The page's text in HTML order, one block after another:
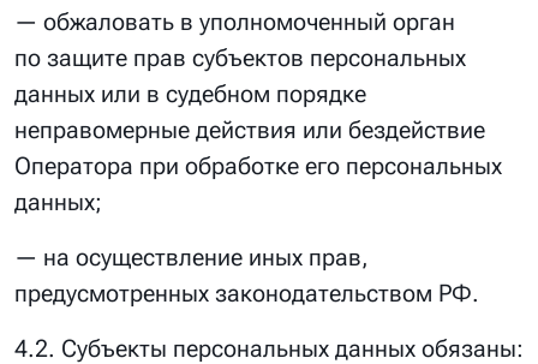
— обжаловать в уполномоченный орган
по защите прав субъектов персональных
данных или в судебном порядке
неправомерные действия или бездействие
Оператора при обработке его персональных
данных;
— на осуществление иных прав,
предусмотренных законодательством РФ.
4.2. Субъекты персональных данных обязаны: